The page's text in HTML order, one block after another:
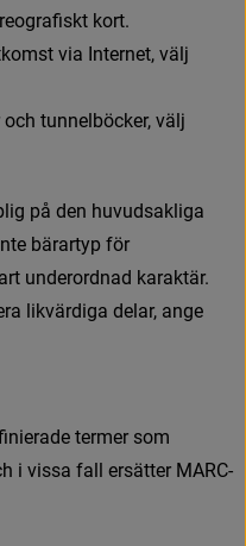
reografskt kort.
komst via Internet, välj
och tunnelböcker, välj
lig på den huvudsakliga
nte bärartyp för
art underordnad karaktär.
ra likvärdiga delar, ange
nierade termer som
h i vissa fall ersätter MARC-